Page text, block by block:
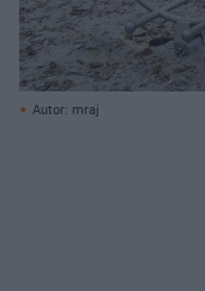
Autor: mraj